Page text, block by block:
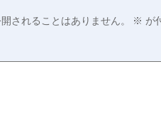
されることはありません。 ※ が